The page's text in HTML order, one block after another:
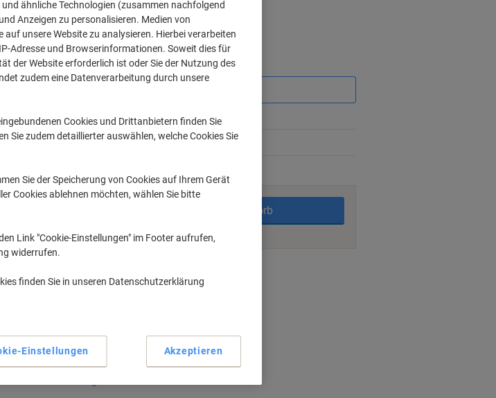
CHF 61.95 pro Stück
Ab 3 Stück
CHF 66.97 inkl. MwSt
Menge exkl. MwSt
CHF 66.95 -6%
3+Stück CHF 61.95 -13%
Aktuell verfügbar Lieferung 2-3 Werktage
In den Warenkorb
Zu einer Liste
Tragfähigkeit bis 36 kg
Modulares, modernes Design
Farben: Schwarz und Silber
ähnliche Technologien (zusammen nachfolgend
Anzeigen zu personalisieren. Medien von
unsere Website zu analysieren. Hierbei verarbeiten
Adresse und Browserinformationen. Soweit dies für
der Website erforderlich ist oder Sie der Nutzung des
zudem eine Datenverarbeitung durch unsere
Cookies und Drittanbietern finden Sie
Sie zudem detaillierter auswählen, welche Cookies Sie
Sie der Speicherung von Cookies auf Ihrem Gerät
Cookies ablehnen möchten, wählen Sie bitte
Link "Cookie-Einstellungen" im Footer aufrufen,
widerrufen.
finden Sie in unseren Datenschutzerklärung
Einstellungen Akzeptieren